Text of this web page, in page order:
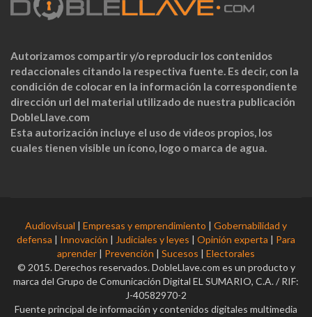
Autorizamos compartir y/o reproducir los contenidos
redaccionales citando la respectiva fuente. Es decir, con la
condición de colocar en la información la correspondiente
dirección url del material utilizado de nuestra publicación
DobleLlave.com
Esta autorización incluye el uso de videos propios, los
cuales tienen visible un ícono, logo o marca de agua.
Audiovisual | Empresas y emprendimiento | Gobernabilidad y
defensa | Innovación | Judiciales y leyes | Opinión experta | Para
aprender | Prevención | Sucesos | Electorales
© 2015. Derechos reservados. DobleLlave.com es un producto y
marca del Grupo de Comunicación Digital EL SUMARIO, C.A. / RIF:
J-40582970-2
Fuente principal de información y contenidos digitales multimedia